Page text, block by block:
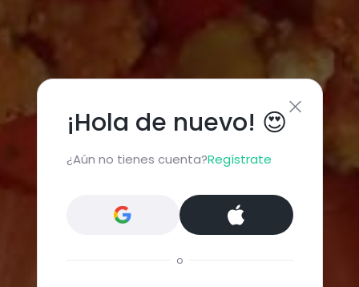
¡Hola de nuevo! 😍
¿Aún no tienes cuenta?Regístrate
o